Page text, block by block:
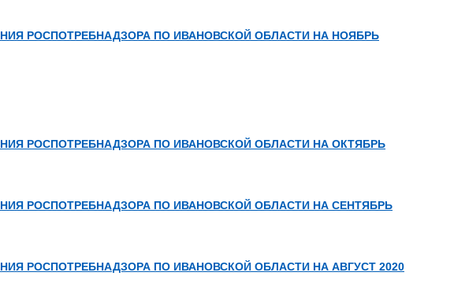
РОСПОТРЕБНАДЗОРА ПО ИВАНОВСКОЙ ОБЛАСТИ НА НОЯБРЬ
РОСПОТРЕБНАДЗОРА ПО ИВАНОВСКОЙ ОБЛАСТИ НА ОКТЯБРЬ
РОСПОТРЕБНАДЗОРА ПО ИВАНОВСКОЙ ОБЛАСТИ НА СЕНТЯБРЬ
РОСПОТРЕБНАДЗОРА ПО ИВАНОВСКОЙ ОБЛАСТИ НА АВГУСТ 2020